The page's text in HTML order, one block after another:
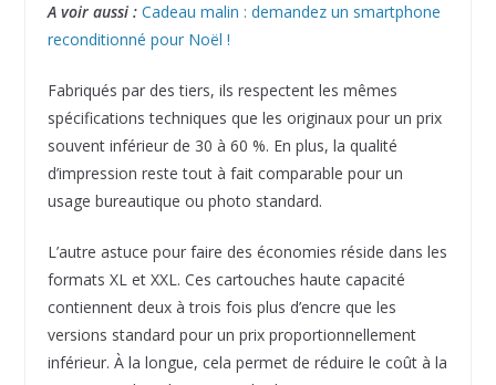
A voir aussi : Cadeau malin : demandez un smartphone
reconditionné pour Noël !
Fabriqués par des tiers, ils respectent les mêmes
spécifications techniques que les originaux pour un prix
souvent inférieur de 30 à 60 %. En plus, la qualité
d’impression reste tout à fait comparable pour un
usage bureautique ou photo standard.
L’autre astuce pour faire des économies réside dans les
formats XL et XXL. Ces cartouches haute capacité
contiennent deux à trois fois plus d’encre que les
versions standard pour un prix proportionnellement
inférieur. À la longue, cela permet de réduire le coût à la